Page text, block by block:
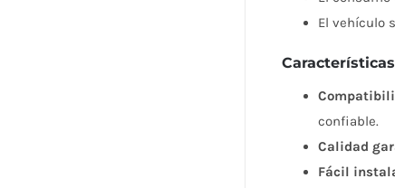
El vehículo
confiable.
Calidad
Fácil